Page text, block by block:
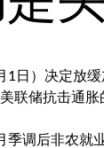
1日）决定放
联储抗击通胀
季调后非农就